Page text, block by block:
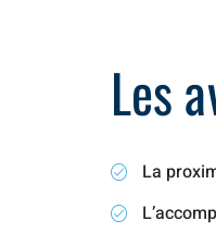
Les
La